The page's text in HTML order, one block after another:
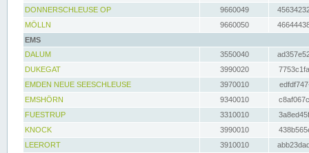
DONNERSCHLEUSE OP
9660049
MÖLLN
9660050
EMS
DALUM
3550040
DUKEGAT
3990020
EMDEN NEUE SEESCHLEUSE
3970010
EMSHÖRN
9340010
FUESTRUP
3310010
KNOCK
3990010
LEERORT
3910010